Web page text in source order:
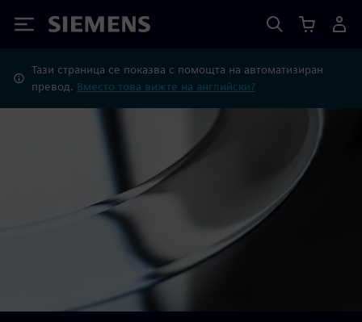
Siemens
Тази страница се показва с помощта на автоматизиран
превод. Вместо това вижте на английски?